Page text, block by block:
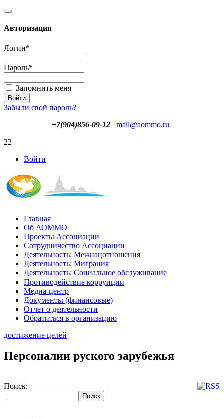
Авторизация
Логин*
Пароль*
Запомнить меня
Забыли свой пароль?
+7(904)856-09-12
mail@aommo.ru
22
Войти
Главная
Об АОММО
Проекты Ассоциации
Сотрудничество Ассоциации
Деятельность: Межнацотношения
Деятельность: Миграция
Деятельность: Социальное обслуживание
Противодействие коррупции
Медиа-центр
Документы (финансовые)
Отчет о деятельности
Обратиться в организацию
достижение целей
Персоналии руского зарубежья
Поиск: